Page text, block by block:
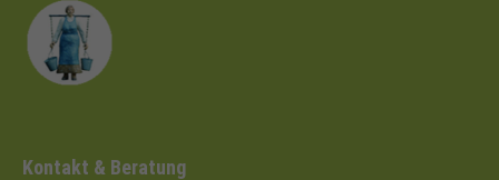
Kontakt & Beratung